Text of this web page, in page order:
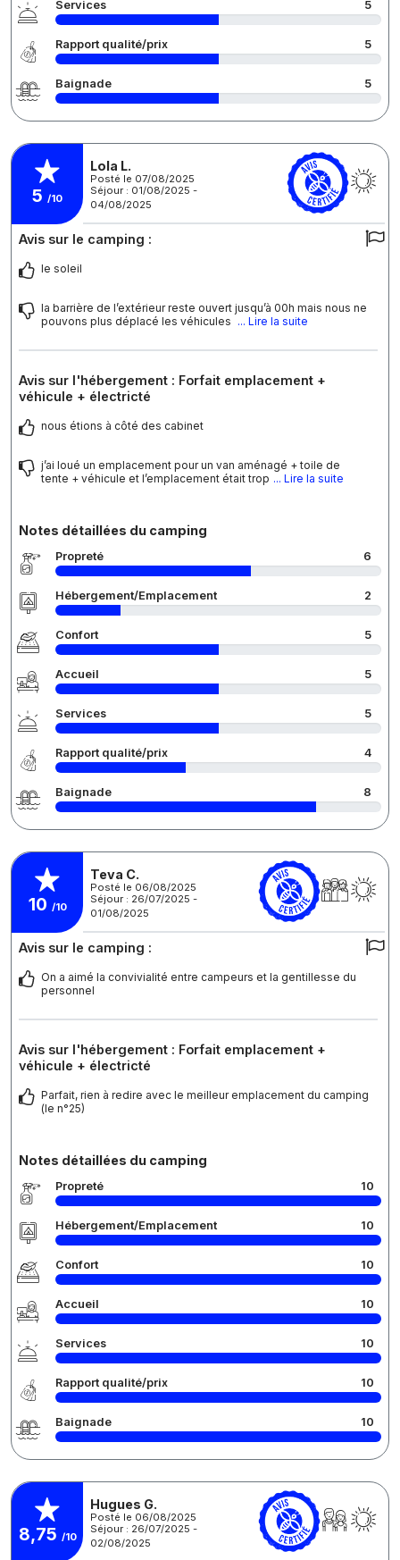
Services 5
Rapport qualité/prix 5
Baignade 5
5 /10
Lola L.
Posté le 07/08/2025
Séjour : 01/08/2025 -
04/08/2025
Avis sur le camping :
le soleil
la barrière de l’extérieur reste ouvert jusqu’à 00h mais nous ne
pouvons plus déplacé les véhicules ... Lire la suite
Avis sur l'hébergement : Forfait emplacement +
véhicule + électricté
nous étions à côté des cabinet
j’ai loué un emplacement pour un van aménagé + toile de
tente + véhicule et l’emplacement était trop ... Lire la suite
Notes détaillées du camping
Propreté 6
Hébergement/Emplacement 2
Confort 5
Accueil 5
Services 5
Rapport qualité/prix 4
Baignade 8
10 /10
Teva C.
Posté le 06/08/2025
Séjour : 26/07/2025 -
01/08/2025
Avis sur le camping :
On a aimé la convivialité entre campeurs et la gentillesse du
personnel
Avis sur l'hébergement : Forfait emplacement +
véhicule + électricté
Parfait, rien à redire avec le meilleur emplacement du camping
(le n°25)
Notes détaillées du camping
Propreté 10
Hébergement/Emplacement 10
Confort 10
Accueil 10
Services 10
Rapport qualité/prix 10
Baignade 10
8,75 /10
Hugues G.
Posté le 06/08/2025
Séjour : 26/07/2025 -
02/08/2025